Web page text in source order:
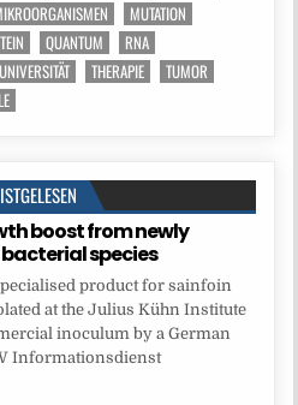
MUTATION
QUANTUM
RNA
THERAPIE
TUMOR
boost from newly
species
product for sainfoin
at the Julius Kühn Institute
inoculum by a German
Informationsdienst